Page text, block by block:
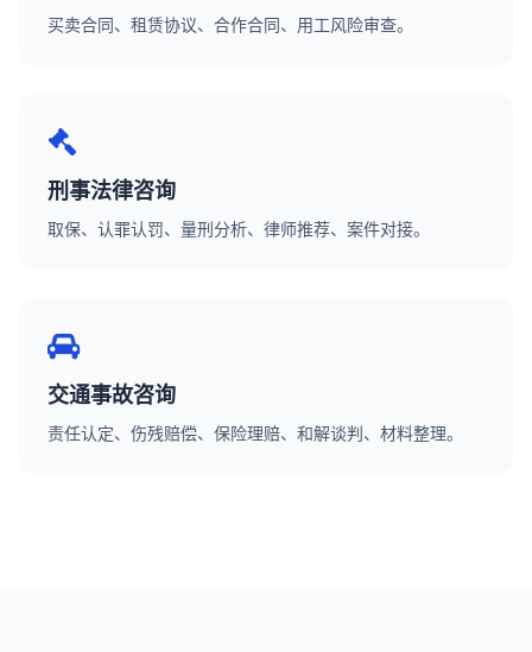
买卖合同、租赁协议、合作合同、用工风险审查。
刑事法律咨询
取保、认罪认罚、量刑分析、律师推荐、案件对接。
交通事故咨询
责任认定、伤残赔偿、保险理赔、和解谈判、材料整理。